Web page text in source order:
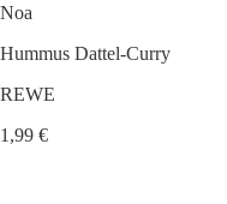
Noa
Hummus Dattel-Curry
REWE
1,99 €